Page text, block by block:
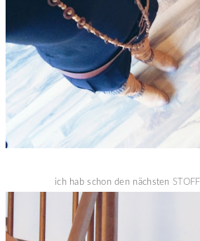
ich hab schon den nächstenSTOFF